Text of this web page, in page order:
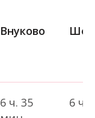
Внуково
6 ч. 35
6 ч.